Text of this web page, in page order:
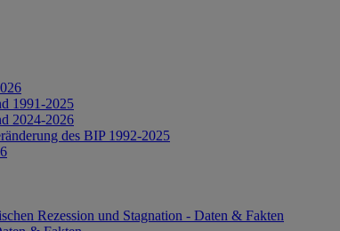
1991-2025
2024-2026
des BIP 1992-2025
Rezession und Stagnation - Daten & Fakten